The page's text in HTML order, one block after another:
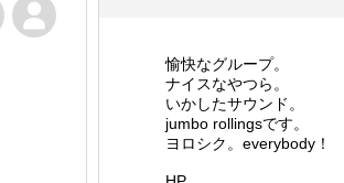
愉快なグループ。
ナイスなやつら。
いかしたサウンド。
jumbo rollingsです。
ヨロシク。everybody！